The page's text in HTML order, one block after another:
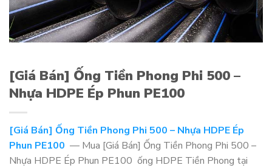
[Giá Bán] Ống Tiền Phong Phi 500 –
Nhựa HDPE Ép Phun PE100
[Giá Bán] Ống Tiền Phong Phi 500 – Nhựa HDPE Ép
Phun PE100 — Mua [Giá Bán] Ống Tiền Phong Phi 500 –
Nhựa HDPE Ép Phun PE100 ống HDPE Tiền Phong tại